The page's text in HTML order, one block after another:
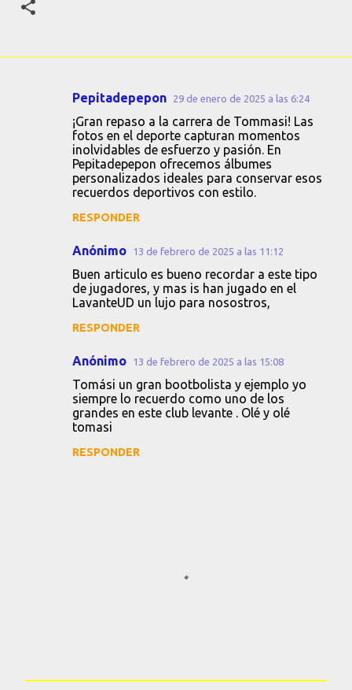
Pepitadepepon 29 de enero de 2025 a las 6:24
¡Gran repaso a la carrera de Tommasi! Las
fotos en el deporte capturan momentos
inolvidables de esfuerzo y pasión. En
Pepitadepepon ofrecemos álbumes
personalizados ideales para conservar esos
recuerdos deportivos con estilo.
RESPONDER
Anónimo 13 de febrero de 2025 a las 11:12
Buen articulo es bueno recordar a este tipo
de jugadores, y mas is han jugado en el
LavanteUD un lujo para nosostros,
RESPONDER
Anónimo 13 de febrero de 2025 a las 15:08
Tomási un gran bootbolista y ejemplo yo
siempre lo recuerdo como uno de los
grandes en este club levante . Olé y olé
tomasi
RESPONDER